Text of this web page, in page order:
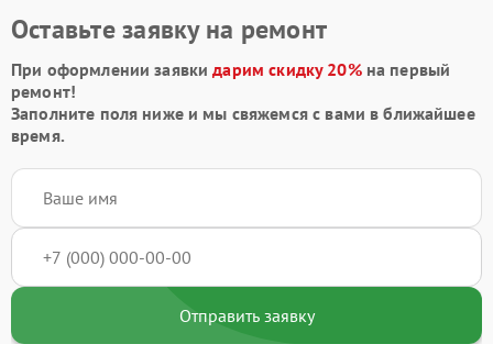
Оставьте заявку на ремонт
При оформлении заявкидарим скидку 20%на первый
ремонт!
Заполните поля ниже и мы свяжемся с вами в ближайшее
время.
Отправить заявку